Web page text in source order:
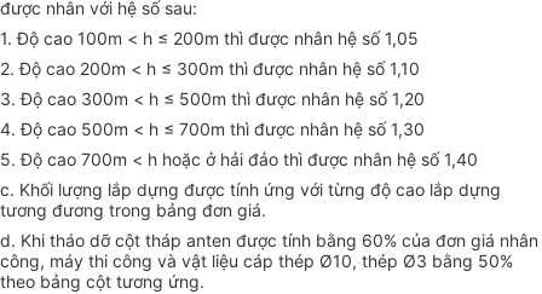
được nhân với hệ số sau:
1. Độ cao 100m < h ≤ 200m thì được nhân hệ số 1,05
2. Độ cao 200m < h ≤ 300m thì được nhân hệ số 1,10
3. Độ cao 300m < h ≤ 500m thì được nhân hệ số 1,20
4. Độ cao 500m < h ≤ 700m thì được nhân hệ số 1,30
5. Độ cao 700m < h hoặc ở hải đảo thì được nhân hệ số 1,40
c. Khối lượng lắp dựng được tính ứng với từng độ cao lắp dựng
tương đương trong bảng đơn giá.
d. Khi tháo dỡ cột tháp anten được tính bằng 60% của đơn giá nhân
công, máy thi công và vật liệu cáp thép Ø10, thép Ø3 bằng 50%
theo bảng cột tương ứng.